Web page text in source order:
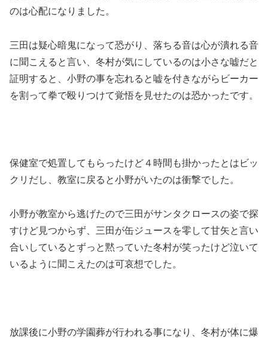
のは心配になりました。
三田は疑心暗鬼になって恐がり、落ちる音は心が潰れる音
に聞こえると言い、冬村が気にしているのは小さな嘘だと
証明すると、小野の事を忘れると嘘を付きながらビーカー
を割って拳で殴りつけて覚悟を見せたのは恐かったです。
保健室で処置してもらったけど４時間も掛かったとはビッ
クリだし、教室に戻ると小野がいたのは衝撃でした。
小野が教室から逃げたので三田がサンタクロースの姿で探
すけど見つからず、三田が缶ジュースを零して甘矢と言い
合いしているとずっと黙っていた冬村が笑ったけど泣いて
いるように聞こえたのは可哀想でした。
放課後に小野の学園葬が行われる事になり、冬村が体に爆